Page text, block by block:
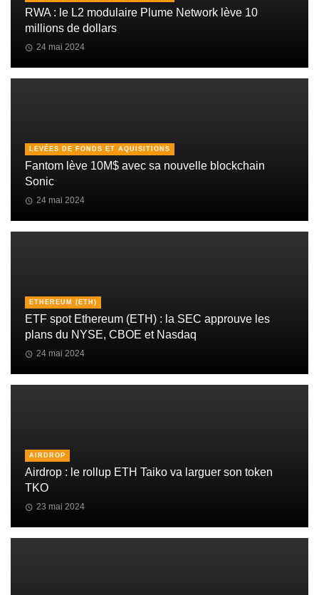
RWA : le L2 modulaire Plume Network lève 10
millions de dollars
24 mai 2024
LEVÉES DE FONDS ET AQUISITIONS
Fantom lève 10M$ avec sa nouvelle blockchain
Sonic
24 mai 2024
ETHEREUM (ETH)
ETF spot Ethereum (ETH) : la SEC approuve les
plans du NYSE, CBOE et Nasdaq
24 mai 2024
AIRDROP
Airdrop : le rollup ETH Taiko va larguer son token
TKO
23 mai 2024